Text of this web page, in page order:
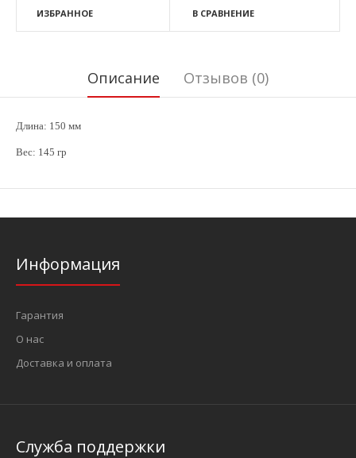
ИЗБРАННОЕ В СРАВНЕНИЕ
Описание Отзывов (0)
Длина: 150 мм
Вес: 145 гр
Информация
Гарантия
О нас
Доставка и оплата
Служба поддержки